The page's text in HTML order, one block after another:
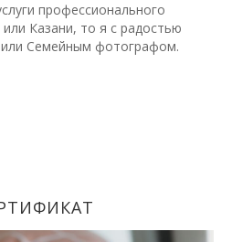
профессионального
Казани, то я с радостью
Семейным фотографом.